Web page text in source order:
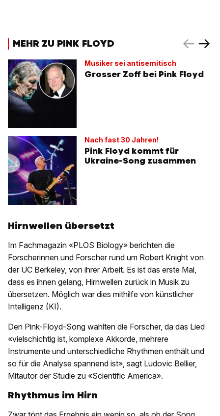
MEHR ZU PINK FLOYD
Musiker sei antisemitisch
Grosser Zoff bei Pink Floyd
Nach fast 30 Jahren!
Pink Floyd kommt für
Ukraine-Song zusammen
Hirnwellen übersetzt
Im Fachmagazin «PLOS Biology» berichten die
Forscherinnen und Forscher rund um Robert Knight von
der UC Berkeley, von ihrer Arbeit. Es ist das erste Mal,
dass es ihnen gelang, Hirnwellen zurück in Musik zu
übersetzen. Möglich war dies mithilfe von künstlicher
Intelligenz (KI).
Den Pink-Floyd-Song wählten die Forscher, da das Lied
«vielschichtig ist, komplexe Akkorde, mehrere
Instrumente und unterschiedliche Rhythmen enthält und
so für die Analyse spannend ist», sagt Ludovic Bellier,
Mitautor der Studie zu «Scientific America».
Rhythmus im Hirn